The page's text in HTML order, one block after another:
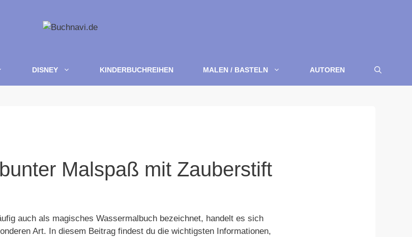
DISNEY KINDERBUCHREIHEN MALEN / BASTELN AUTOREN
Malspaß mit Zauberstift
auch als magisches Wassermalbuch bezeichnet, handelt es sich
Art. In diesem Beitrag findest du die wichtigsten Informationen,